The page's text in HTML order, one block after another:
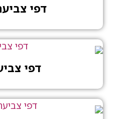
דפי צביעה משפחה
דפי צביעה נופים